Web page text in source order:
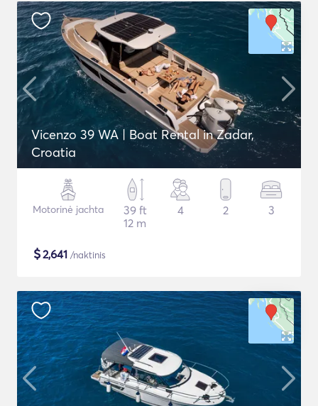
Vicenzo 39 WA | Boat Rental in Zadar,
Croatia
Motorinė jachta
39 ft
12 m
4 2 3
$2,641 /naktinis